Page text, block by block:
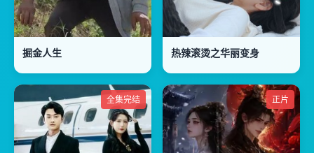
掘金人生 热辣滚烫之华丽变身
全集完结 正片